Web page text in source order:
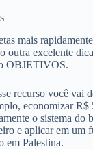
mais
outra excelente
OBJETIVOS.
recurso você vai
economizar R$
o sistema do
e aplicar em um
em Palestina.